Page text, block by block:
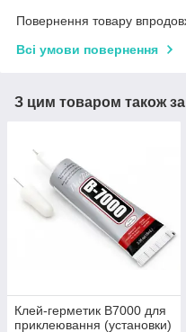
Повернення товару
Всі умови повернення
З цим товаром також
Клей-герметик B7000 для
приклеювання (установки)